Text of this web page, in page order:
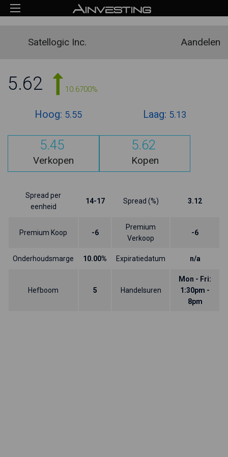
Satellogic Inc. Aandelen
5.62 10.6700%
Hoog: 5.55 Laag: 5.13
5.45
Verkopen
5.62
Kopen
Spread per
eenheid
14-17 Spread (%) 3.12
Premium Koop -6
Premium
Verkoop
-6
Onderhoudsmarge 10.00% Expiratiedatum n/a
Hefboom 5 Handelsuren
Mon - Fri:
1:30pm -
8pm